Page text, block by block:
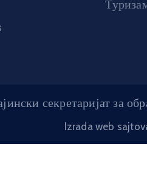
секретаријат за
Izrada web